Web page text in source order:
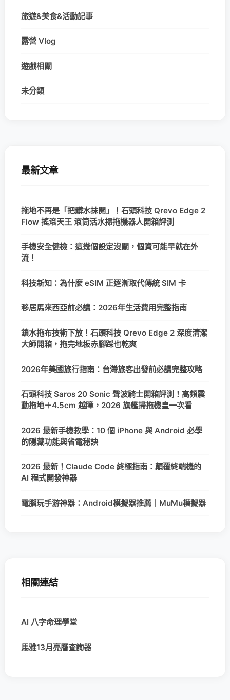
旅遊&美食&活動記事
露營 Vlog
遊戲相關
未分類
最新文章
拖地不再是「把髒水抹開」！石頭科技 Qrevo Edge 2
Flow 搖滾天王 滾筒活水掃拖機器人開箱評測
手機安全健檢：這幾個設定沒關，個資可能早就在外
流！
科技新知：為什麼 eSIM 正逐漸取代傳統 SIM 卡
移居馬來西亞前必讀：2026年生活費用完整指南
鎖水拖布技術下放！石頭科技 Qrevo Edge 2 深度清潔
大師開箱，拖完地板赤腳踩也乾爽
2026年美國旅行指南：台灣旅客出發前必讀完整攻略
石頭科技 Saros 20 Sonic 聲波騎士開箱評測！高頻震
動拖地＋4.5cm 越障，2026 旗艦掃拖機皇一次看
2026 最新手機教學：10 個 iPhone 與 Android 必學
的隱藏功能與省電秘訣
2026 最新！Claude Code 終極指南：顛覆終端機的
AI 程式開發神器
電腦玩手游神器：Android模擬器推薦｜MuMu模擬器
相關連結
AI 八字命理學堂
馬雅13月亮曆查詢器